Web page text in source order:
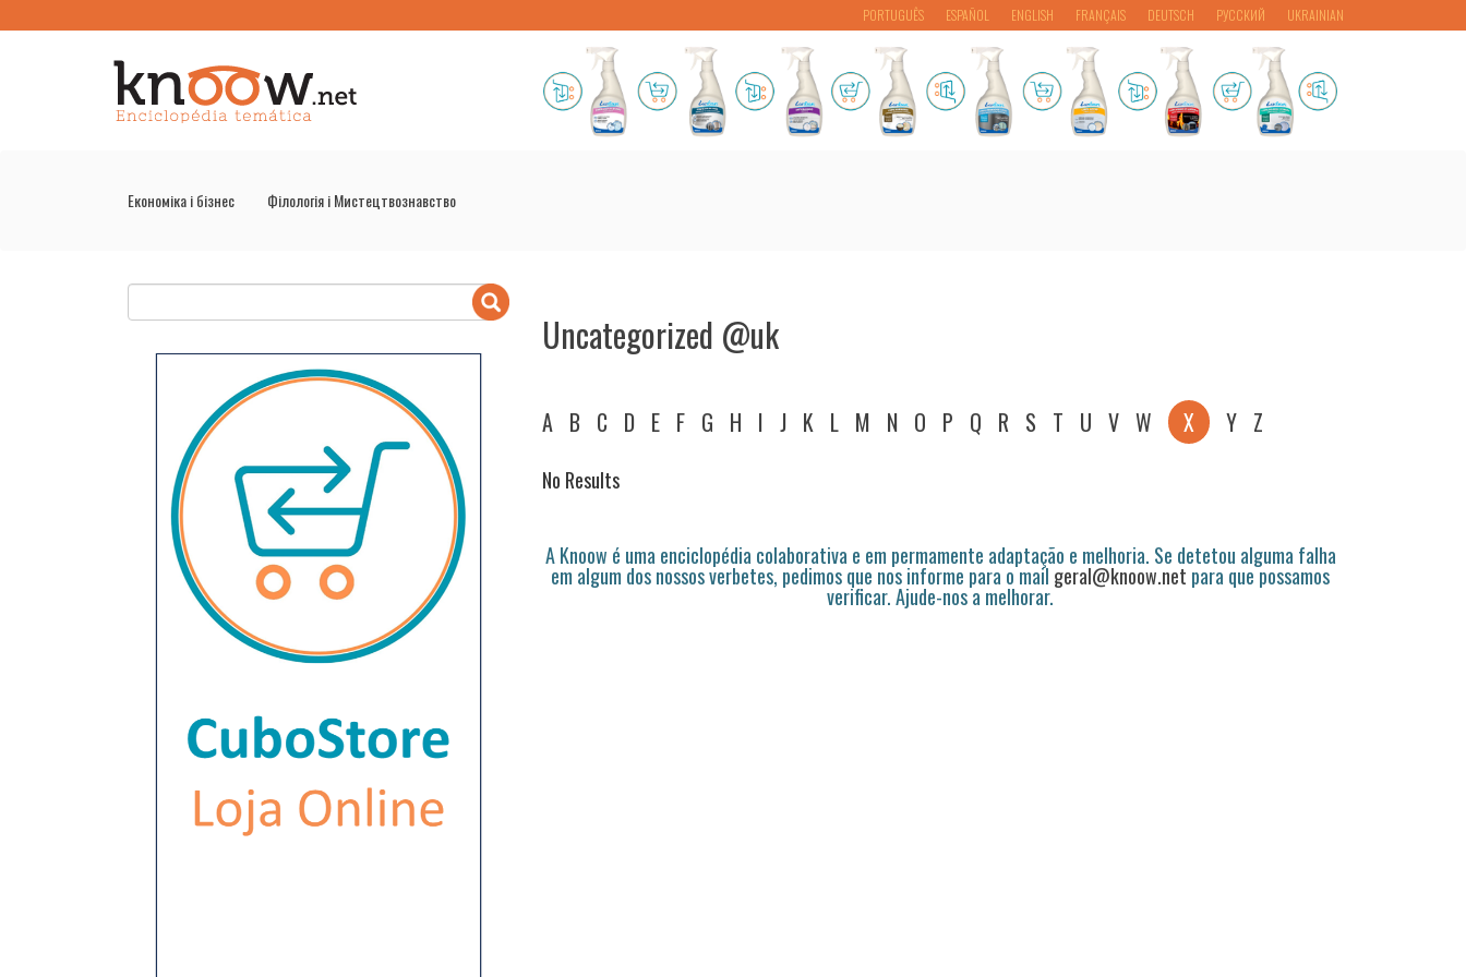
PORTUGUÊS ESPAÑOL ENGLISH FRANÇAIS DEUTSCH РУССКИЙ UKRAINIAN
Економіка і бізнес Філологія і Мистецтвознавство
Uncategorized @uk
A B C D E F G H I J K L M N O P Q R S T U V W X Y Z
No Results
A Knoow é uma enciclopédia colaborativa e em permamente adaptação e melhoria. Se detetou alguma falha
em algum dos nossos verbetes, pedimos que nos informe para o mail geral@knoow.net para que possamos
verificar. Ajude-nos a melhorar.